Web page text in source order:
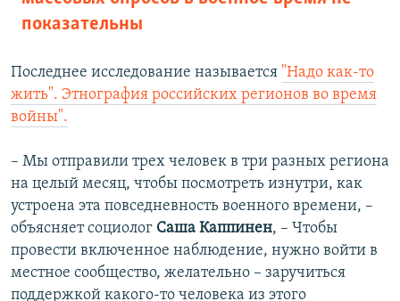
показательны
Последнее исследование называется "Надо как-то
жить". Этнография российских регионов во время
войны".
– Мы отправили трех человек в три разных региона
на целый месяц, чтобы посмотреть изнутри, как
устроена эта повседневность военного времени, –
объясняет социолог Саша Каппинен, – Чтобы
провести включенное наблюдение, нужно войти в
местное сообщество, желательно – заручиться
поддержкой какого-то человека из этого